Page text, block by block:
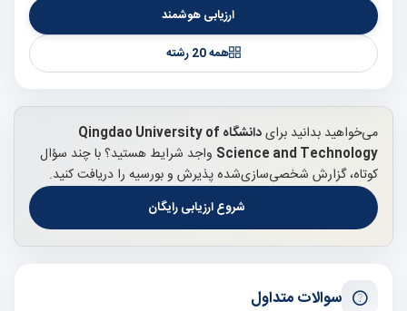
ارزیابی هوشمند
همه 20 رشته
می‌خواهید بدانید برای
دانشگاه Qingdao University of
Science and Technology واجد شرایط هستید؟ با چند سؤال
کوتاه، گزارش شخصی‌سازی‌شده پذیرش و بورسیه را دریافت کنید.
شروع ارزیابی رایگان
سوالات متداول